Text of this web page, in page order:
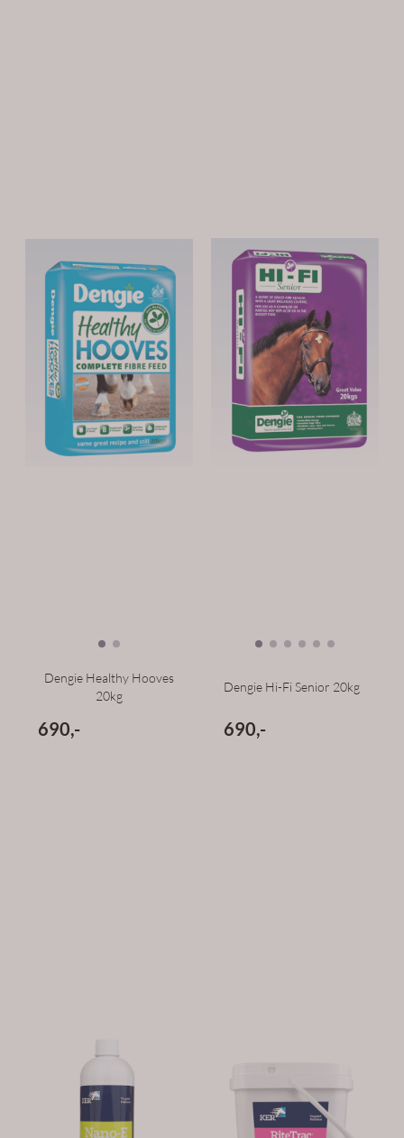
Dengie Healthy Hooves
20kg
690,-
Dengie Hi-Fi Senior 20kg
690,-